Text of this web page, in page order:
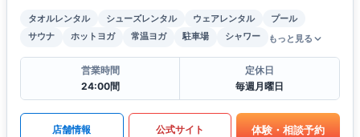
タオルレンタル シューズレンタル ウェアレンタル
プール
サウナ
ホットヨガ 常温ヨガ 駐車場 シャワー もっと見る
営業時間
24:00間
定休日
毎週月曜日
店舗情報 公式サイト 体験・相談予約